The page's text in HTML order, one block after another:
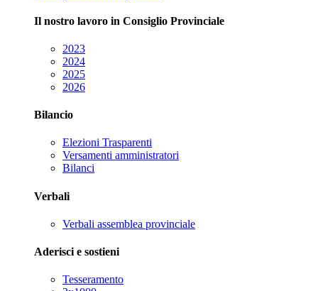
Il nostro lavoro in Consiglio Provinciale
2023
2024
2025
2026
Bilancio
Elezioni Trasparenti
Versamenti amministratori
Bilanci
Verbali
Verbali assemblea provinciale
Aderisci e sostieni
Tesseramento